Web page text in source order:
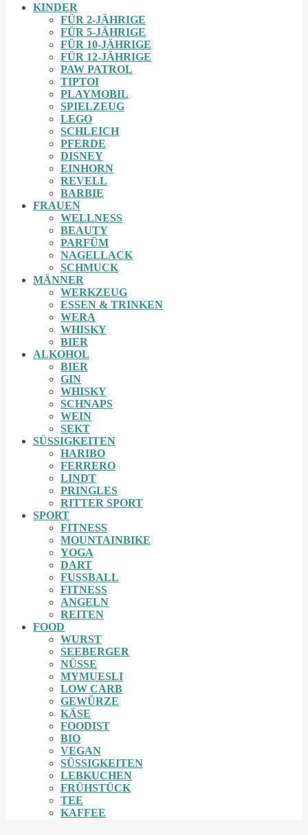
KINDER
FÜR 2-JÄHRIGE
FÜR 5-JÄHRIGE
FÜR 10-JÄHRIGE
FÜR 12-JÄHRIGE
PAW PATROL
TIPTOI
PLAYMOBIL
SPIELZEUG
LEGO
SCHLEICH
PFERDE
DISNEY
EINHORN
REVELL
BARBIE
FRAUEN
WELLNESS
BEAUTY
PARFÜM
NAGELLACK
SCHMUCK
MÄNNER
WERKZEUG
ESSEN & TRINKEN
WERA
WHISKY
BIER
ALKOHOL
BIER
GIN
WHISKY
SCHNAPS
WEIN
SEKT
SÜSSIGKEITEN
HARIBO
FERRERO
LINDT
PRINGLES
RITTER SPORT
SPORT
FITNESS
MOUNTAINBIKE
YOGA
DART
FUSSBALL
FITNESS
ANGELN
REITEN
FOOD
WURST
SEEBERGER
NÜSSE
MYMUESLI
LOW CARB
GEWÜRZE
KÄSE
FOODIST
BIO
VEGAN
SÜSSIGKEITEN
LEBKUCHEN
FRÜHSTÜCK
TEE
KAFFEE